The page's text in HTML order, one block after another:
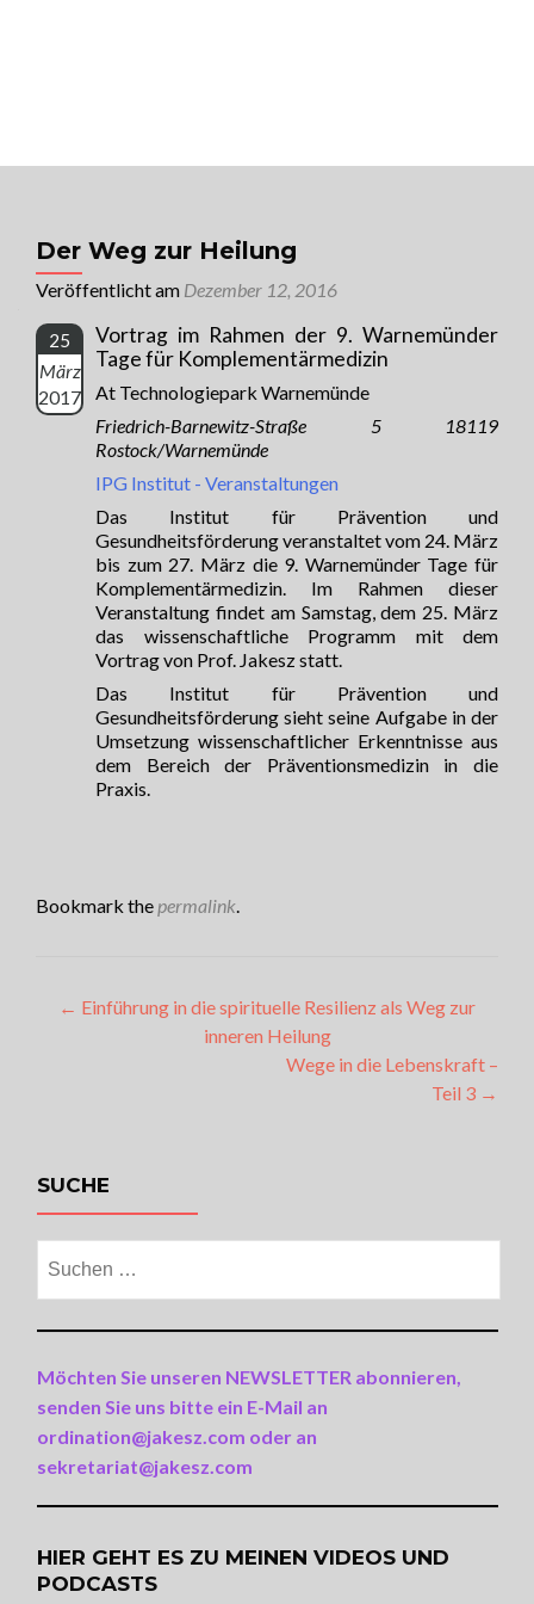
Der Weg zur Heilung
Veröffentlicht am Dezember 12, 2016
25
März
2017
Vortrag im Rahmen der 9. Warnemünder
Tage für Komplementärmedizin
At Technologiepark Warnemünde
Friedrich-Barnewitz-Straße 5 18119
Rostock/Warnemünde
IPG Institut - Veranstaltungen
Das Institut für Prävention und
Gesundheitsförderung veranstaltet vom 24. März
bis zum 27. März die 9. Warnemünder Tage für
Komplementärmedizin. Im Rahmen dieser
Veranstaltung findet am Samstag, dem 25. März
das wissenschaftliche Programm mit dem
Vortrag von Prof. Jakesz statt.
Das Institut für Prävention und
Gesundheitsförderung sieht seine Aufgabe in der
Umsetzung wissenschaftlicher Erkenntnisse aus
dem Bereich der Präventionsmedizin in die
Praxis.
Bookmark the permalink.
Artikel-
Navigation
← Einführung in die spirituelle Resilienz als Weg zur
inneren Heilung
Wege in die Lebenskraft –
Teil 3 →
SUCHE
nach:
Möchten Sie unseren NEWSLETTER abonnieren,
senden Sie uns bitte ein E-Mail an
ordination@jakesz.com oder an
sekretariat@jakesz.com
HIER GEHT ES ZU MEINEN VIDEOS UND
PODCASTS